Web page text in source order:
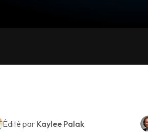
Édité par Kaylee Palak